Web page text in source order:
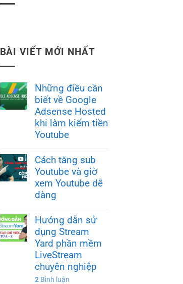
BÀI VIẾT MỚI NHẤT
Những điều cần
biết về Google
Adsense Hosted
khi làm kiếm tiền
Youtube
Cách tăng sub
Youtube và giờ
xem Youtube dễ
dàng
Hướng dẫn sử
dụng Stream
Yard phần mềm
LiveStream
chuyên nghiệp
2Bình luận